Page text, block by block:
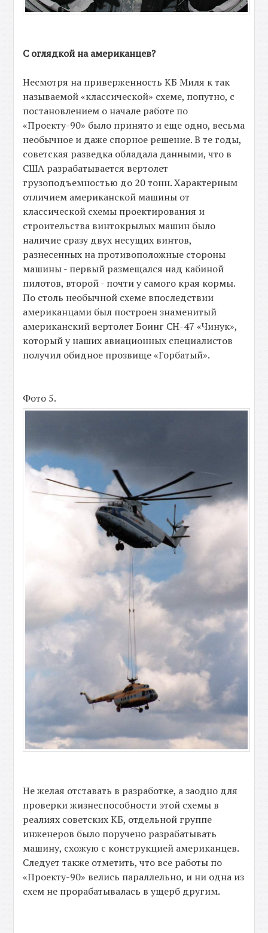
С оглядкой на американцев?
Несмотря на приверженность КБ Миля к так
называемой «классической» схеме, попутно, с
постановлением о начале работе по
«Проекту-90» было принято и еще одно, весьма
необычное и даже спорное решение. В те годы,
советская разведка обладала данными, что в
США разрабатывается вертолет
грузоподъемностью до 20 тонн. Характерным
отличием американской машины от
классической схемы проектирования и
строительства винтокрылых машин было
наличие сразу двух несущих винтов,
разнесенных на противоположные стороны
машины - первый размещался над кабиной
пилотов, второй - почти у самого края кормы.
По столь необычной схеме впоследствии
американцами был построен знаменитый
американский вертолет Боинг CH-47 «Чинук»,
который у наших авиационных специалистов
получил обидное прозвище «Горбатый».
Фото 5.
Не желая отставать в разработке, а заодно для
проверки жизнеспособности этой схемы в
реалиях советских КБ, отдельной группе
инженеров было поручено разрабатывать
машину, схожую с конструкцией американцев.
Следует также отметить, что все работы по
«Проекту-90» велись параллельно, и ни одна из
схем не прорабатывалась в ущерб другим.